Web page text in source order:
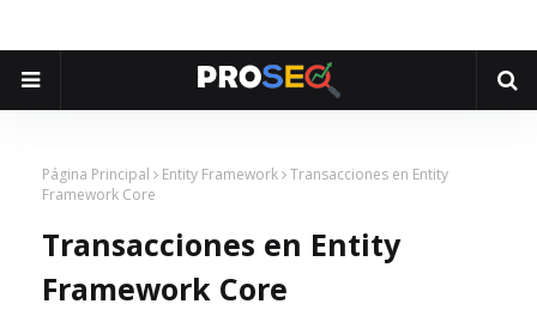
Página Principal Entity Framework Transacciones en Entity
Framework Core
Transacciones en Entity
Framework Core